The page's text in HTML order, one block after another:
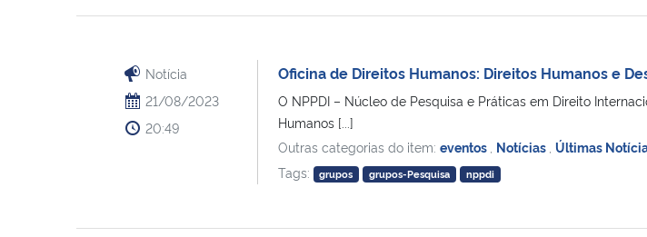
Notícia
21/08/2023
20:49
Oficina de Direitos Humanos: Direitos Humanos e
O NPPDI – Núcleo de Pesquisa e Práticas em Direito
Humanos [...]
Outras categorias do item: eventos Notícias Últimas
Tags:
grupos grupos-Pesquisa nppdi